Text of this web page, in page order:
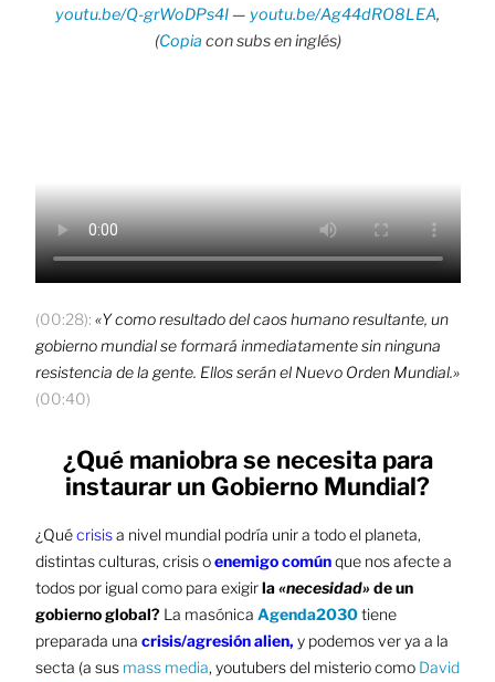
youtu.be/Q-grWoDPs4I — youtu.be/Ag44dRO8LEA,
(Copia con subs en inglés)
(00:28): «Y como resultado del caos humano resultante, un
gobierno mundial se formará inmediatamente sin ninguna
resistencia de la gente. Ellos serán el Nuevo Orden Mundial.»
(00:40)
¿Qué maniobra se necesita para
instaurar un Gobierno Mundial?
¿Quécrisisa nivel mundial podría unir a todo el planeta,
distintas culturas, crisis oenemigo comúnque nos afecte a
todos por igual como para exigirla«necesidad» de un
gobierno global? La masónica Agenda2030tiene
preparada una crisis/agresión alien, y podemos ver ya a la
secta (a sus mass media, youtubers del misterio como David